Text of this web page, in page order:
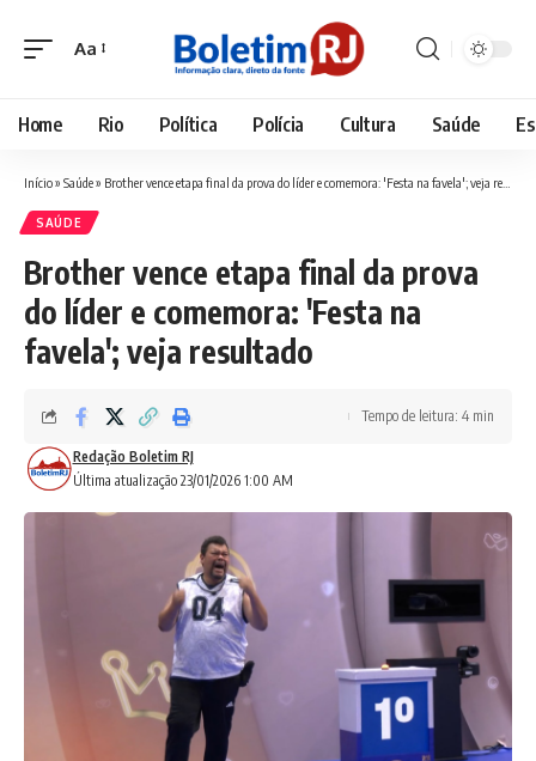
Font
Aa
Home Rio Política Polícia Cultura Saúde
Início» Saúde» Brother vence etapa final da prova do líder e comemora: 'Festa na favela'; veja resultado
SAÚDE
Brother vence etapa final da prova
do líder e comemora: 'Festa na
favela'; veja resultado
Última atualização 23/01/2026 1:00 AM
Redação Boletim RJ
Tempo de leitura: 4 min